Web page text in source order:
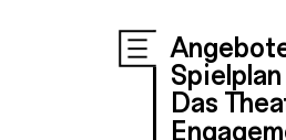
Spielplan
Das